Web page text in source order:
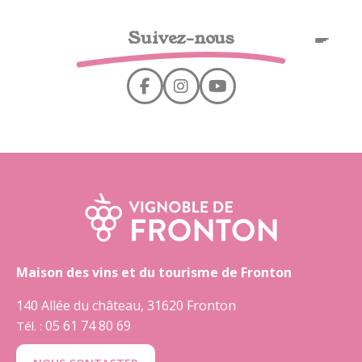
Suivez-nous
Maison des vins et du tourisme de Fronton
140 Allée du château, 31620 Fronton
Tél. : 05 61 74 80 69